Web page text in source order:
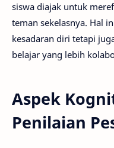
siswa diajak untuk
teman sekelasnya. Hal
kesadaran diri tetapi
belajar yang lebih
Aspek
Penilaian